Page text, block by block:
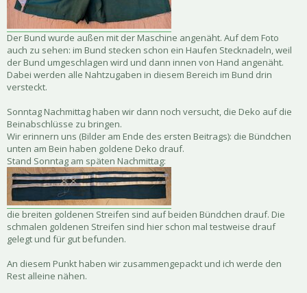
Der Bund wurde außen mit der Maschine angenäht. Auf dem Foto
auch zu sehen: im Bund stecken schon ein Haufen Stecknadeln, weil
der Bund umgeschlagen wird und dann innen von Hand angenäht.
Dabei werden alle Nahtzugaben in diesem Bereich im Bund drin
versteckt.
Sonntag Nachmittag haben wir dann noch versucht, die Deko auf die
Beinabschlüsse zu bringen.
Wir erinnern uns (Bilder am Ende des ersten Beitrags): die Bündchen
unten am Bein haben goldene Deko drauf.
Stand Sonntag am späten Nachmittag:
die breiten goldenen Streifen sind auf beiden Bündchen drauf. Die
schmalen goldenen Streifen sind hier schon mal testweise drauf
gelegt und für gut befunden.
An diesem Punkt haben wir zusammengepackt und ich werde den
Rest alleine nähen.